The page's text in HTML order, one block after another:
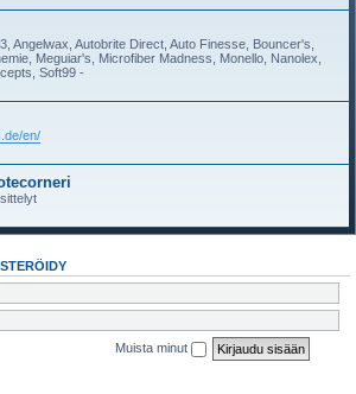
Angelwax, Autobrite Direct, Auto Finesse, Bouncer's,
Meguiar's, Microfiber Madness, Monello, Nanolex,
Soft99 -
en/
Muista minut